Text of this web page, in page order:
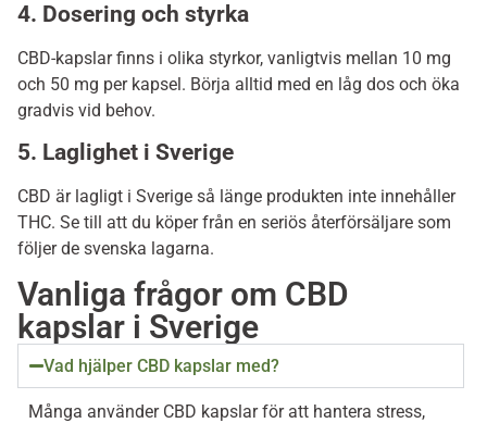
4. Dosering och styrka
CBD-kapslar finns i olika styrkor, vanligtvis mellan 10 mg
och 50 mg per kapsel. Börja alltid med en låg dos och öka
gradvis vid behov.
5. Laglighet i Sverige
CBD är lagligt i Sverige så länge produkten inte innehåller
THC. Se till att du köper från en seriös återförsäljare som
följer de svenska lagarna.
Vanliga frågor om CBD
kapslar i Sverige
Vad hjälper CBD kapslar med?
Många använder CBD kapslar för att hantera stress,